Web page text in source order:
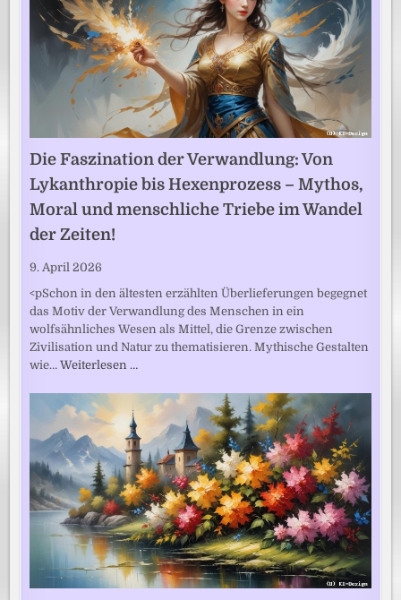
Die Faszination der Verwandlung: Von
Lykanthropie bis Hexenprozess – Mythos,
Moral und menschliche Triebe im Wandel
der Zeiten!
9. April 2026
<pSchon in den ältesten erzählten Überlieferungen begegnet
das Motiv der Verwandlung des Menschen in ein
wolfsähnliches Wesen als Mittel, die Grenze zwischen
Zivilisation und Natur zu thematisieren. Mythische Gestalten
wie…Weiterlesen …